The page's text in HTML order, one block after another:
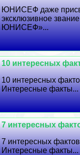
ЮНИСЕФ даже
эксклюзивное
ЮНИСЕФ»...
10 интересных
10 интересных
Интересные факты...
7 интересных
7 интересных
Интересные факты...